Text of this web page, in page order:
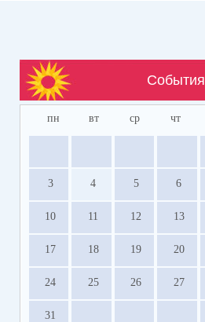
События
пн вт ср чт
3 4 5 6
10 11 12 13
17 18 19 20
24 25 26 27
31